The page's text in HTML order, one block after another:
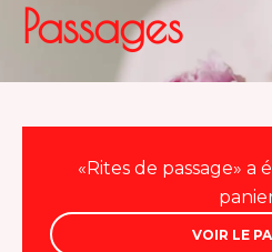
Passages
«Rites de passage» a
VOIR LE